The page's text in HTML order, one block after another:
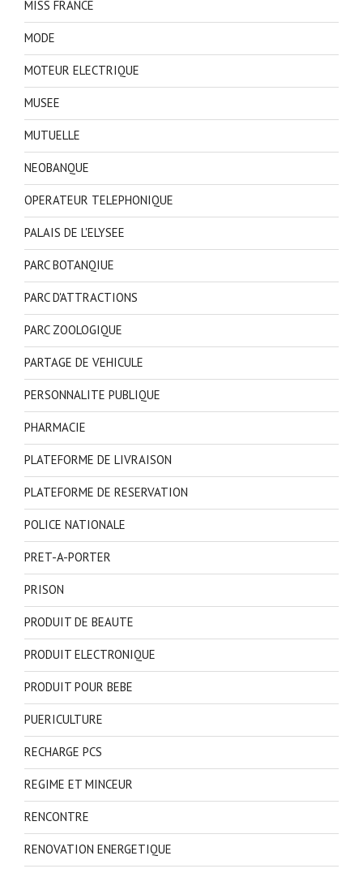
MISS FRANCE
MODE
MOTEUR ELECTRIQUE
MUSEE
MUTUELLE
NEOBANQUE
OPERATEUR TELEPHONIQUE
PALAIS DE L'ELYSEE
PARC BOTANQIUE
PARC D'ATTRACTIONS
PARC ZOOLOGIQUE
PARTAGE DE VEHICULE
PERSONNALITE PUBLIQUE
PHARMACIE
PLATEFORME DE LIVRAISON
PLATEFORME DE RESERVATION
POLICE NATIONALE
PRET-A-PORTER
PRISON
PRODUIT DE BEAUTE
PRODUIT ELECTRONIQUE
PRODUIT POUR BEBE
PUERICULTURE
RECHARGE PCS
REGIME ET MINCEUR
RENCONTRE
RENOVATION ENERGETIQUE